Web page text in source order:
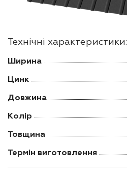
Технічні характеристики:
Ширина
Цинк
Довжина
Колір
Товщина
Термін виготовлення